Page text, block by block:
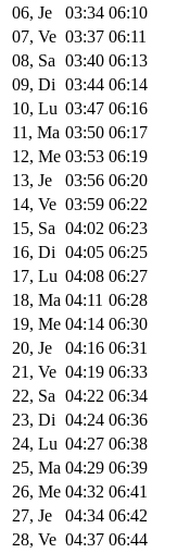
06, Je
03:34 06:10
07, Ve 03:37 06:11
08, Sa 03:40 06:13
09, Di 03:44 06:14
10, Lu 03:47 06:16
11, Ma 03:50 06:17
12, Me 03:53 06:19
13, Je
03:56 06:20
14, Ve 03:59 06:22
15, Sa 04:02 06:23
16, Di 04:05 06:25
17, Lu 04:08 06:27
18, Ma 04:11 06:28
19, Me 04:14 06:30
20, Je
04:16 06:31
21, Ve 04:19 06:33
22, Sa 04:22 06:34
23, Di 04:24 06:36
24, Lu 04:27 06:38
25, Ma 04:29 06:39
26, Me 04:32 06:41
27, Je
04:34 06:42
28, Ve 04:37 06:44